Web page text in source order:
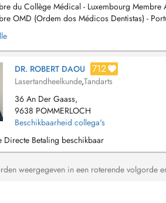
du Collège Médical - Luxembourg
OMD (Ordem dos Médicos Dentistas) -
DR. ROBERT DAOU 712
Lasertandheelkunde,Tandarts
36 An Der Gaass,
9638 POMMERLOCH
Beschikbaarheid collega's
Betaling beschikbaar
weergegeven in een roterende volgorde